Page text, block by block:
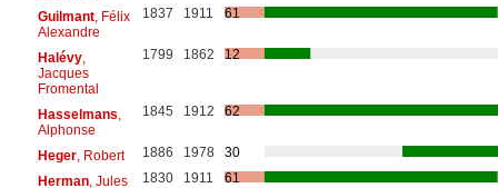
Guilmant, Félix
Alexandre
1837 1911 61
Halévy,
Jacques
Fromental
1799 1862 12
Hasselmans
Alphonse
1845 1912 62
Heger, Robert 1886 1978
30
Herman, Jules 1830 1911
61